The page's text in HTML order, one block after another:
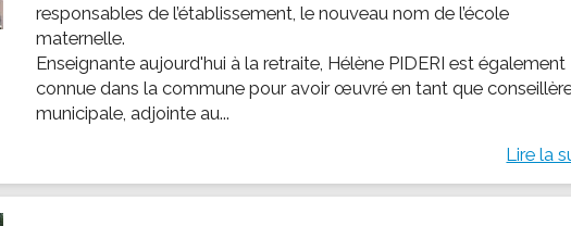
responsables de l’établissement, le nouveau nom de l’école
maternelle.
Enseignante aujourd'hui à la retraite, Hélène PIDERI est également
connue dans la commune pour avoir œuvré en tant que
municipale, adjointe au...
Lire la